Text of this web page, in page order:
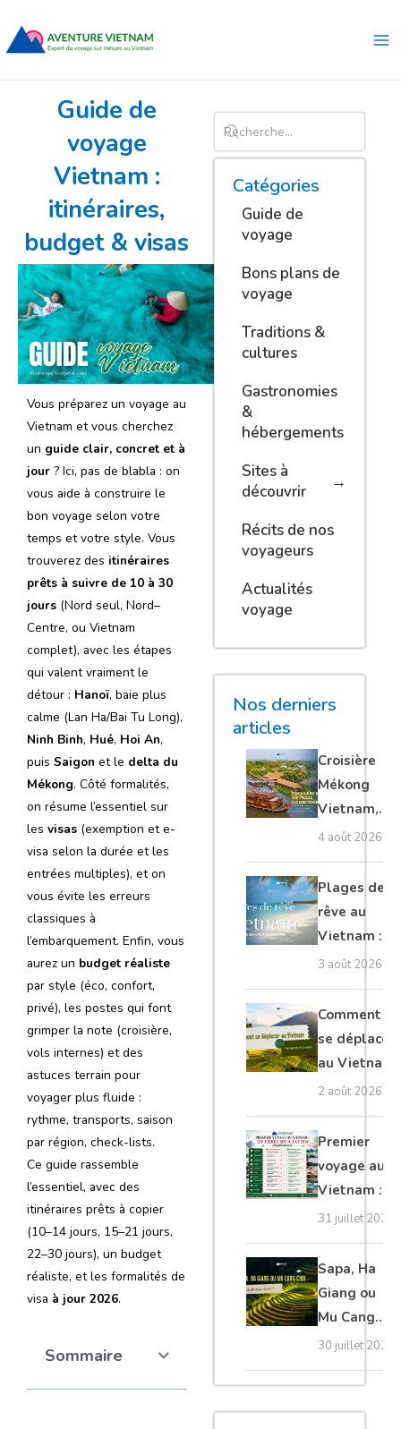
contenu
Guide de
voyage
Vietnam :
itinéraires,
budget & visas
Vous préparez un voyage au
Vietnam et vous cherchez
un guide clair, concret et à
jour ? Ici, pas de blabla : on
vous aide à construire le
bon voyage selon votre
temps et votre style. Vous
trouverez des itinéraires
prêts à suivre de 10 à 30
jours (Nord seul, Nord–
Centre, ou Vietnam
complet), avec les étapes
qui valent vraiment le
détour : Hanoï, baie plus
calme (Lan Ha/Bai Tu Long),
Ninh Binh, Hué, Hoi An,
puis Saigon et le delta du
Mékong. Côté formalités,
on résume l’essentiel sur
les visas (exemption et e-
visa selon la durée et les
entrées multiples), et on
vous évite les erreurs
classiques à
l’embarquement. Enfin, vous
aurez un budget réaliste
par style (éco, confort,
privé), les postes qui font
grimper la note (croisière,
vols internes) et des
astuces terrain pour
voyager plus fluide :
rythme, transports, saison
par région, check-lists.
Ce guide rassemble
l’essentiel, avec des
itinéraires prêts à copier
(10–14 jours, 15–21 jours,
22–30 jours), un budget
réaliste, et les formalités de
visa à jour 2026.
Sommaire
Catégories
Guide de
voyage
Bons plans de
voyage
Traditions &
cultures
Gastronomies
&
hébergements
Sites à
découvrir
Récits de nos
voyageurs
Actualités
voyage
Nos derniers
articles
Croisière
Mékong
Vietnam,
Cambodge
et Laos :
guide
complet
4 août 2026
Plages de
rêve au
Vietnam :
les plus
belles à
découvrir
3 août 2026
Comment
se déplacer
au Vietnam
: transports
et conseils
2 août 2026
Premier
voyage au
Vietnam :
20 erreurs à
éviter
absolument
31 juillet 2026
Sapa, Ha
Giang ou
Mu Cang
Chai :
quelle
étape
choisir ?
30 juillet 2026